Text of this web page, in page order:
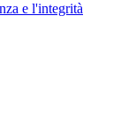
e l'integrità